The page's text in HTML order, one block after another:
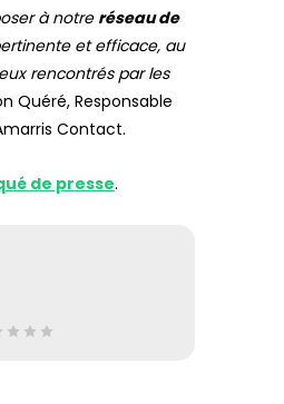
à notre réseau de
et efficace, au
rencontrés par les
Quéré, Responsable
Contact.
de presse.